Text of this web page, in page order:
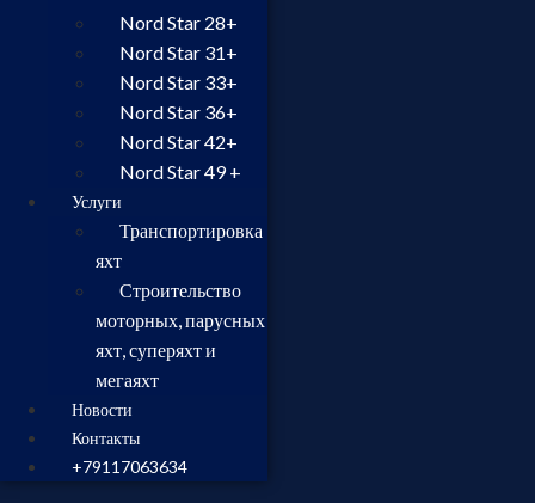
Nord Star 28+
Nord Star 31+
Nord Star 33+
Nord Star 36+
Nord Star 42+
Nord Star 49 +
Услуги
Транспортировка
яхт
Строительство
моторных, парусных
яхт, суперяхт и
мегаяхт
Новости
Контакты
+79117063634